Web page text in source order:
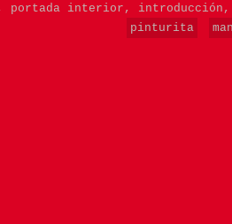
portada interior,
pinturita